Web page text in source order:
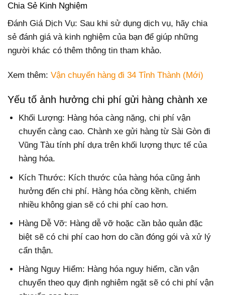
Chia Sẻ Kinh Nghiệm
Đánh Giá Dịch Vụ: Sau khi sử dụng dịch vụ, hãy chia
sẻ đánh giá và kinh nghiệm của bạn để giúp những
người khác có thêm thông tin tham khảo.
Xem thêm: Vận chuyển hàng đi 34 Tỉnh Thành (Mới)
Yếu tố ảnh hưởng chi phí gửi hàng chành xe
Khối Lượng: Hàng hóa càng nặng, chi phí vận
chuyển càng cao. Chành xe gửi hàng từ Sài Gòn đi
Vũng Tàu tính phí dựa trên khối lượng thực tế của
hàng hóa.
Kích Thước: Kích thước của hàng hóa cũng ảnh
hưởng đến chi phí. Hàng hóa cồng kềnh, chiếm
nhiều không gian sẽ có chi phí cao hơn.
Hàng Dễ Vỡ: Hàng dễ vỡ hoặc cần bảo quản đặc
biệt sẽ có chi phí cao hơn do cần đóng gói và xử lý
cẩn thận.
Hàng Nguy Hiểm: Hàng hóa nguy hiểm, cần vận
chuyển theo quy định nghiêm ngặt sẽ có chi phí vận